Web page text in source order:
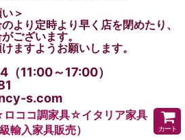
＞
より定時より早く店を閉めたり、
ございます。
ますようお願いします。
11:00～17:00）
s.com
ココ調家具☆イタリア家具
輸入家具販売）
カート